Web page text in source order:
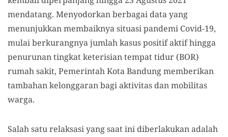
mendatang. Menyodorkan berbagai data yang
menunjukkan membaiknya situasi pandemi Covid-19,
mulai berkurangnya jumlah kasus positif aktif hingga
penurunan tingkat keterisian tempat tidur (BOR)
rumah sakit, Pemerintah Kota Bandung memberikan
tambahan kelonggaran bagi aktivitas dan mobilitas
warga.
Salah satu relaksasi yang saat ini diberlakukan adalah